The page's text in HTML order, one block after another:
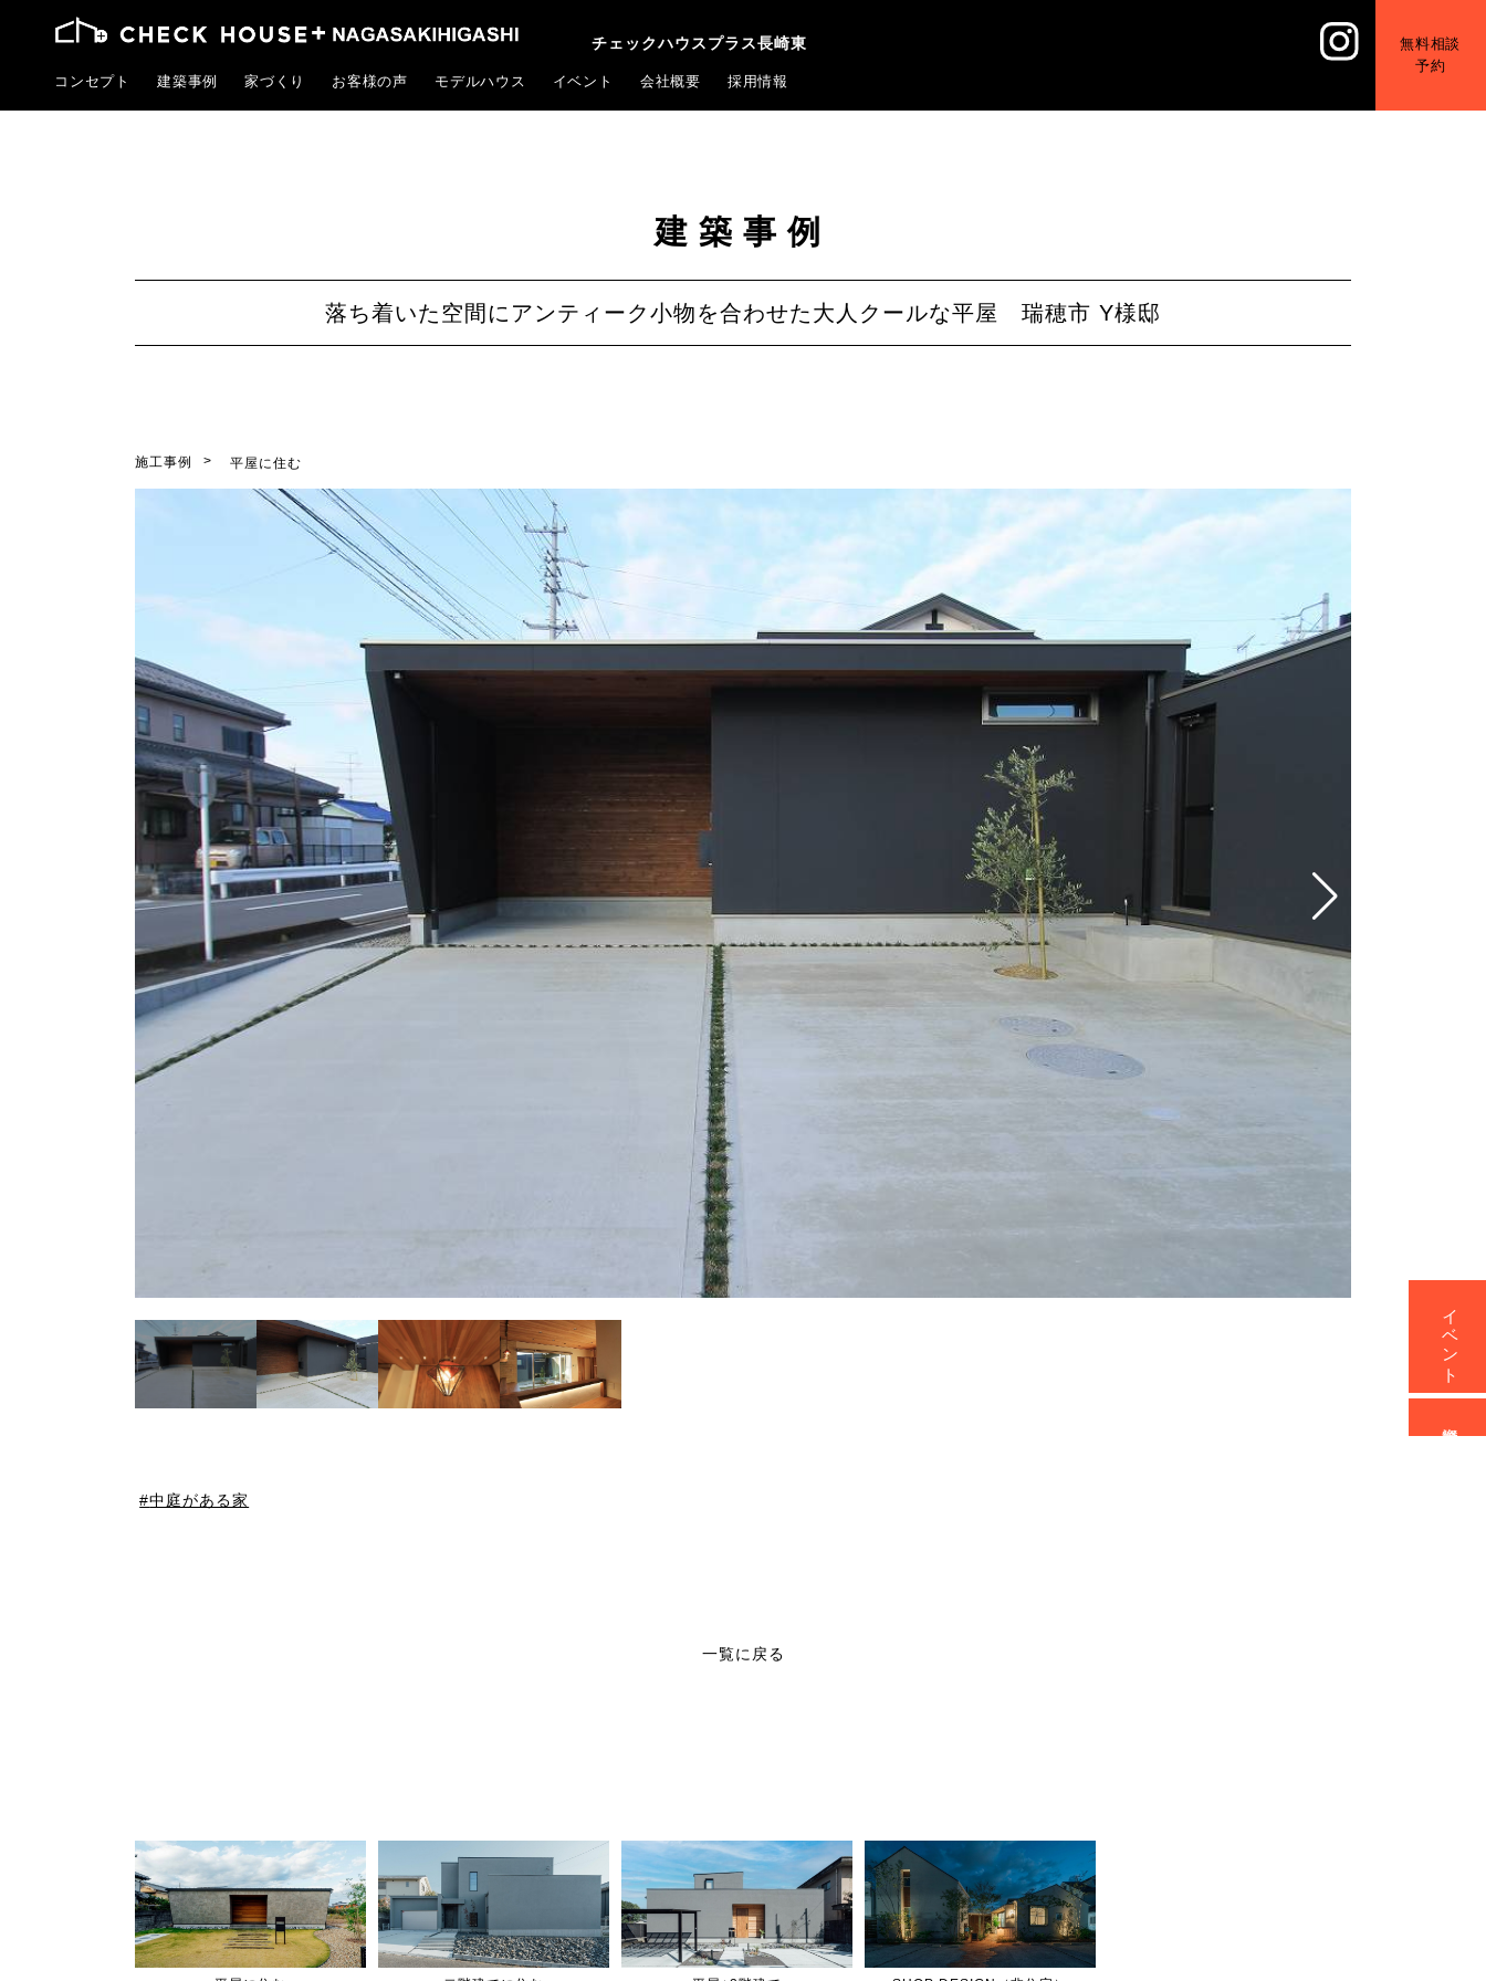
チェックハウスプラス長崎東
コンセプト 建築事例 家づくり お客様の声 モデルハウス イベント 会社概要 採用情報
無料相談
予約
建築事例
落ち着いた空間にアンティーク小物を合わせた大人クールな平屋 瑞穂市 Y様邸
施工事例 平屋に住む
中庭がある家
一覧に戻る
イベント